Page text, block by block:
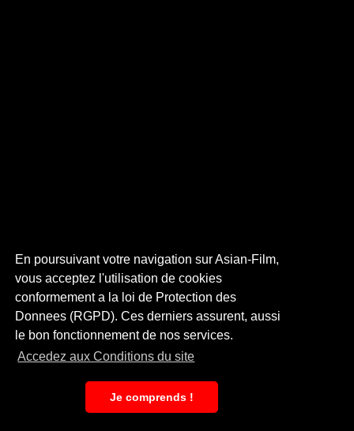
En poursuivant votre navigation sur Asian-Film,
vous acceptez l'utilisation de cookies
conformement a la loi de Protection des
Donnees (RGPD). Ces derniers assurent, aussi
le bon fonctionnement de nos services.
Accedez aux Conditions du site
Je comprends !